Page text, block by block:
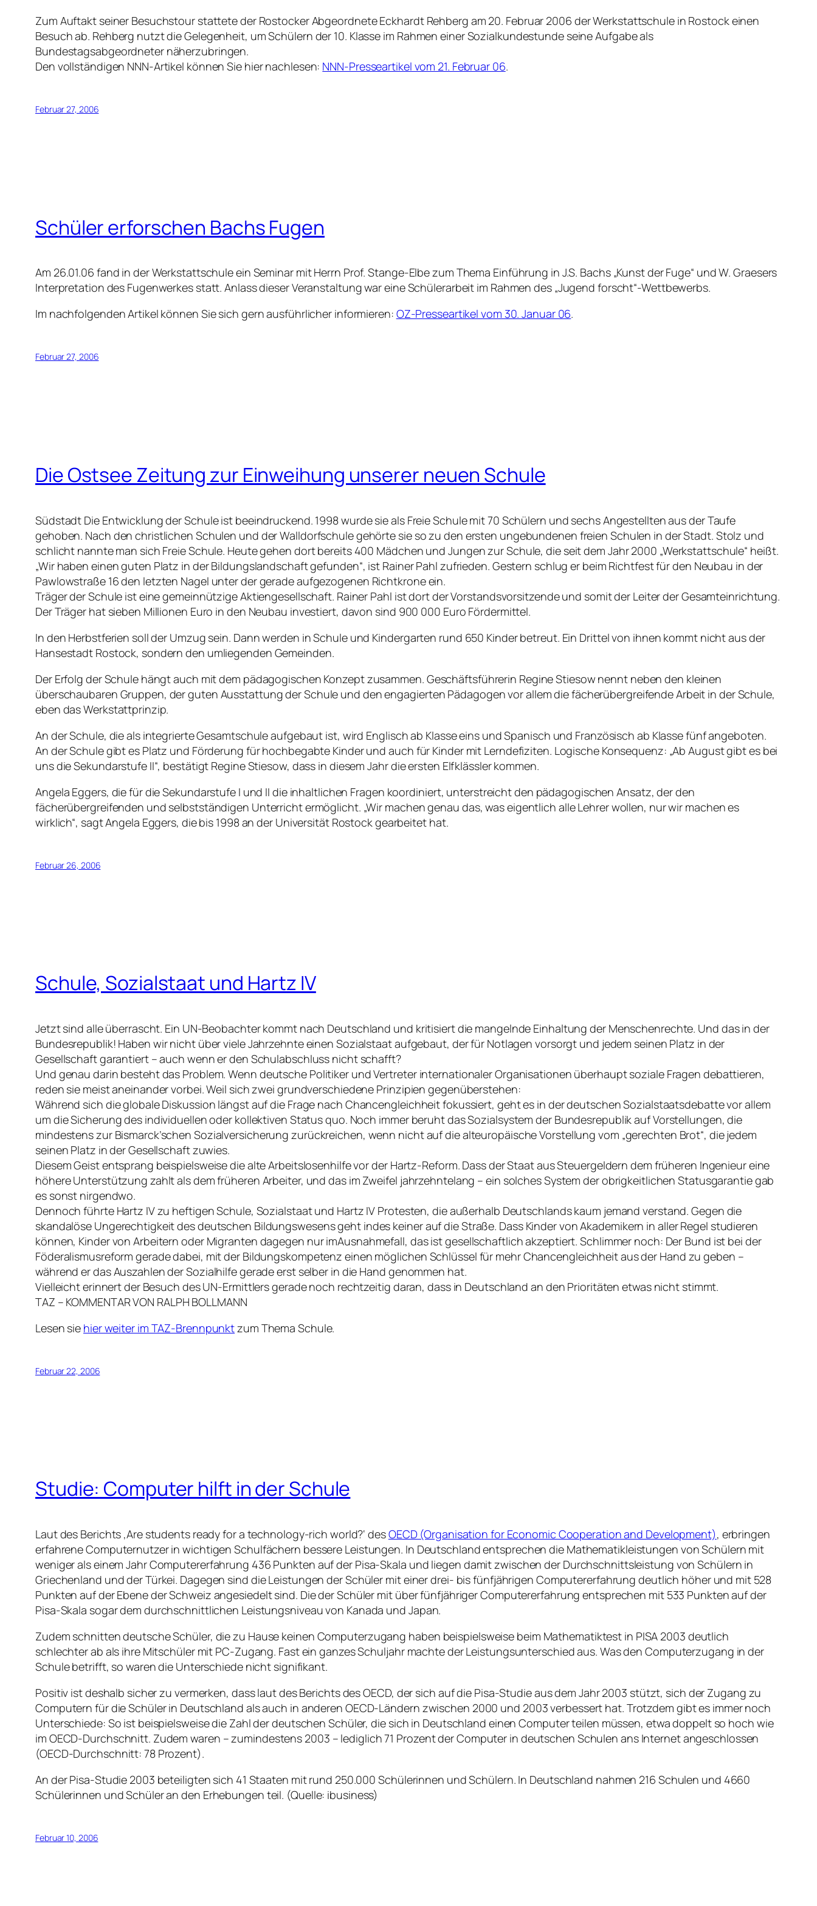
Zum Auftakt seiner Besuchstour stattete der Rostocker Abgeordnete Eckhardt Rehberg am 20. Februar 2006 der Werkstattschule in Rostock einen
Besuch ab. Rehberg nutzt die Gelegenheit, um Schülern der 10. Klasse im Rahmen einer Sozialkundestunde seine Aufgabe als
Bundestagsabgeordneter näherzubringen.
Den vollständigen NNN-Artikel können Sie hier nachlesen: NNN-Presseartikel vom 21. Februar 06.
Februar 27, 2006
Schüler erforschen Bachs Fugen
Am 26.01.06 fand in der Werkstattschule ein Seminar mit Herrn Prof. Stange-Elbe zum Thema Einführung in J.S. Bachs „Kunst der Fuge“ und W. Graesers
Interpretation des Fugenwerkes statt. Anlass dieser Veranstaltung war eine Schülerarbeit im Rahmen des „Jugend forscht“-Wettbewerbs.
Im nachfolgenden Artikel können Sie sich gern ausführlicher informieren: OZ-Presseartikel vom 30. Januar 06.
Februar 27, 2006
Die Ostsee Zeitung zur Einweihung unserer neuen Schule
Südstadt Die Entwicklung der Schule ist beeindruckend. 1998 wurde sie als Freie Schule mit 70 Schülern und sechs Angestellten aus der Taufe
gehoben. Nach den christlichen Schulen und der Walldorfschule gehörte sie so zu den ersten ungebundenen freien Schulen in der Stadt. Stolz und
schlicht nannte man sich Freie Schule. Heute gehen dort bereits 400 Mädchen und Jungen zur Schule, die seit dem Jahr 2000 „Werkstattschule“ heißt.
„Wir haben einen guten Platz in der Bildungslandschaft gefunden“, ist Rainer Pahl zufrieden. Gestern schlug er beim Richtfest für den Neubau in der
Pawlowstraße 16 den letzten Nagel unter der gerade aufgezogenen Richtkrone ein.
Träger der Schule ist eine gemeinnützige Aktiengesellschaft. Rainer Pahl ist dort der Vorstandsvorsitzende und somit der Leiter der Gesamteinrichtung.
Der Träger hat sieben Millionen Euro in den Neubau investiert, davon sind 900 000 Euro Fördermittel.
In den Herbstferien soll der Umzug sein. Dann werden in Schule und Kindergarten rund 650 Kinder betreut. Ein Drittel von ihnen kommt nicht aus der
Hansestadt Rostock, sondern den umliegenden Gemeinden.
Der Erfolg der Schule hängt auch mit dem pädagogischen Konzept zusammen. Geschäftsführerin Regine Stiesow nennt neben den kleinen
überschaubaren Gruppen, der guten Ausstattung der Schule und den engagierten Pädagogen vor allem die fächerübergreifende Arbeit in der Schule,
eben das Werkstattprinzip.
An der Schule, die als integrierte Gesamtschule aufgebaut ist, wird Englisch ab Klasse eins und Spanisch und Französisch ab Klasse fünf angeboten.
An der Schule gibt es Platz und Förderung für hochbegabte Kinder und auch für Kinder mit Lerndefiziten. Logische Konsequenz: „Ab August gibt es bei
uns die Sekundarstufe II“, bestätigt Regine Stiesow, dass in diesem Jahr die ersten Elfklässler kommen.
Angela Eggers, die für die Sekundarstufe I und II die inhaltlichen Fragen koordiniert, unterstreicht den pädagogischen Ansatz, der den
fächerübergreifenden und selbstständigen Unterricht ermöglicht. „Wir machen genau das, was eigentlich alle Lehrer wollen, nur wir machen es
wirklich“, sagt Angela Eggers, die bis 1998 an der Universität Rostock gearbeitet hat.
Februar 26, 2006
Schule, Sozialstaat und Hartz IV
Jetzt sind alle überrascht. Ein UN-Beobachter kommt nach Deutschland und kritisiert die mangelnde Einhaltung der Menschenrechte. Und das in der
Bundesrepublik! Haben wir nicht über viele Jahrzehnte einen Sozialstaat aufgebaut, der für Notlagen vorsorgt und jedem seinen Platz in der
Gesellschaft garantiert – auch wenn er den Schulabschluss nicht schafft?
Und genau darin besteht das Problem. Wenn deutsche Politiker und Vertreter internationaler Organisationen überhaupt soziale Fragen debattieren,
reden sie meist aneinander vorbei. Weil sich zwei grundverschiedene Prinzipien gegenüberstehen:
Während sich die globale Diskussion längst auf die Frage nach Chancengleichheit fokussiert, geht es in der deutschen Sozialstaatsdebatte vor allem
um die Sicherung des individuellen oder kollektiven Status quo. Noch immer beruht das Sozialsystem der Bundesrepublik auf Vorstellungen, die
mindestens zur Bismarck’schen Sozialversicherung zurückreichen, wenn nicht auf die alteuropäische Vorstellung vom „gerechten Brot“, die jedem
seinen Platz in der Gesellschaft zuwies.
Diesem Geist entsprang beispielsweise die alte Arbeitslosenhilfe vor der Hartz-Reform. Dass der Staat aus Steuergeldern dem früheren Ingenieur eine
höhere Unterstützung zahlt als dem früheren Arbeiter, und das im Zweifel jahrzehntelang – ein solches System der obrigkeitlichen Statusgarantie gab
es sonst nirgendwo.
Dennoch führte Hartz IV zu heftigen Schule, Sozialstaat und Hartz IV Protesten, die außerhalb Deutschlands kaum jemand verstand. Gegen die
skandalöse Ungerechtigkeit des deutschen Bildungswesens geht indes keiner auf die Straße. Dass Kinder von Akademikern in aller Regel studieren
können, Kinder von Arbeitern oder Migranten dagegen nur imAusnahmefall, das ist gesellschaftlich akzeptiert. Schlimmer noch: Der Bund ist bei der
Föderalismusreform gerade dabei, mit der Bildungskompetenz einen möglichen Schlüssel für mehr Chancengleichheit aus der Hand zu geben –
während er das Auszahlen der Sozialhilfe gerade erst selber in die Hand genommen hat.
Vielleicht erinnert der Besuch des UN-Ermittlers gerade noch rechtzeitig daran, dass in Deutschland an den Prioritäten etwas nicht stimmt.
TAZ – KOMMENTAR VON RALPH BOLLMANN
Lesen sie hier weiter im TAZ-Brennpunktzum Thema Schule.
Februar 22, 2006
Studie: Computer hilft in der Schule
Laut des Berichts ‚Are students ready for a technology-rich world?‘ desOECD (Organisation for Economic Cooperation and Development), erbringen
erfahrene Computernutzer in wichtigen Schulfächern bessere Leistungen. In Deutschland entsprechen die Mathematikleistungen von Schülern mit
weniger als einem Jahr Computererfahrung 436 Punkten auf der Pisa-Skala und liegen damit zwischen der Durchschnittsleistung von Schülern in
Griechenland und der Türkei. Dagegen sind die Leistungen der Schüler mit einer drei- bis fünfjährigen Computererfahrung deutlich höher und mit 528
Punkten auf der Ebene der Schweiz angesiedelt sind. Die der Schüler mit über fünfjähriger Computererfahrung entsprechen mit 533 Punkten auf der
Pisa-Skala sogar dem durchschnittlichen Leistungsniveau von Kanada und Japan.
Zudem schnitten deutsche Schüler, die zu Hause keinen Computerzugang haben beispielsweise beim Mathematiktest in PISA 2003 deutlich
schlechter ab als ihre Mitschüler mit PC-Zugang. Fast ein ganzes Schuljahr machte der Leistungsunterschied aus. Was den Computerzugang in der
Schule betrifft, so waren die Unterschiede nicht signifikant.
Positiv ist deshalb sicher zu vermerken, dass laut des Berichts des OECD, der sich auf die Pisa-Studie aus dem Jahr 2003 stützt, sich der Zugang zu
Computern für die Schüler in Deutschland als auch in anderen OECD-Ländern zwischen 2000 und 2003 verbessert hat. Trotzdem gibt es immer noch
Unterschiede: So ist beispielsweise die Zahl der deutschen Schüler, die sich in Deutschland einen Computer teilen müssen, etwa doppelt so hoch wie
im OECD-Durchschnitt. Zudem waren – zumindestens 2003 – lediglich 71 Prozent der Computer in deutschen Schulen ans Internet angeschlossen
(OECD-Durchschnitt: 78 Prozent).
An der Pisa-Studie 2003 beteiligten sich 41 Staaten mit rund 250.000 Schülerinnen und Schülern. In Deutschland nahmen 216 Schulen und 4660
Schülerinnen und Schüler an den Erhebungen teil. (Quelle: ibusiness)
Februar 10, 2006